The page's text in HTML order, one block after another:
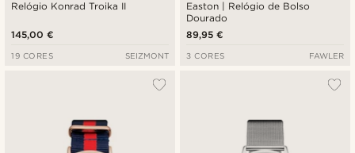
Relógio Konrad Troika II
145,00 €
19 CORES SEIZMONT
Easton | Relógio de Bolso
Dourado
89,95 €
3 CORES FAWLER